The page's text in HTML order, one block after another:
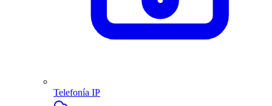
Telefonía IP